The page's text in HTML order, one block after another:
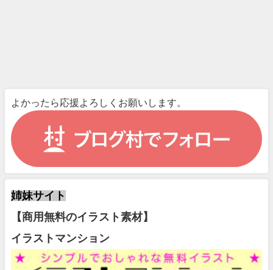
よかったら応援よろしくお願いします。
姉妹サイト
【商用無料のイラスト素材】
イラストマンション